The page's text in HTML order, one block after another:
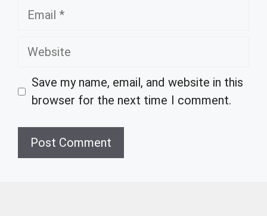
Email
Website
Save my name, email, and website in this
browser for the next time I comment.